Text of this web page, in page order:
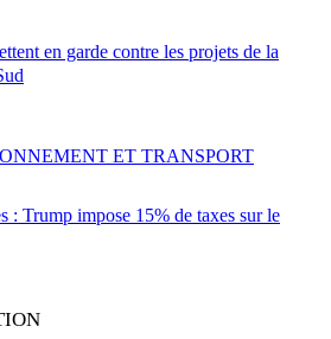
en garde contre les projets de la
: Trump impose 15% de taxes sur le
ET TRANSPORT